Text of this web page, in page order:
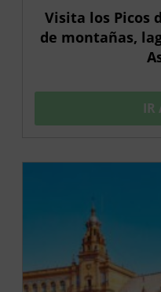
Visita los Picos
de montañas,
IR